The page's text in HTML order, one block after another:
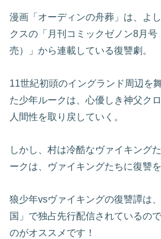
漫画「オーディンの舟葬」は、よ
クスの「月刊コミックゼノン8月
売）」から連載している復讐劇。
11世紀初頭のイングランド周辺を
た少年ルークは、心優しき神父ク
人間性を取り戻していく。
しかし、村は冷酷なヴァイキング
ークは、ヴァイキングたちに復讐
狼少年vsヴァイキングの復讐譚は
国」で独占先行配信されているの
のがオススメです！